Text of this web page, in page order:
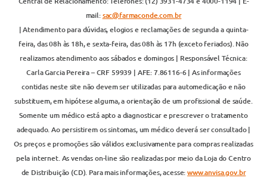
mail:sac@farmaconde.com.br
| Atendimento para dúvidas, elogios e reclamações de segunda a quinta-
feira, das 08h às 18h, e sexta-feira, das 08h às 17h (exceto feriados). Não
realizamos atendimento aos sábados e domingos | Responsável Técnica:
Carla Garcia Pereira – CRF 59939 | AFE: 7.86116-6 | As informações
contidas neste site não devem ser utilizadas para automedicação e não
substituem, em hipótese alguma, a orientação de um profissional de saúde.
Somente um médico está apto a diagnosticar e prescrever o tratamento
adequado. Ao persistirem os sintomas, um médico deverá ser consultado |
Os preços e promoções são válidos exclusivamente para compras realizadas
pela internet. As vendas on-line são realizadas por meio da Loja do Centro
de Distribuição (CD). Para mais informações, acesse:www.anvisa.gov.br